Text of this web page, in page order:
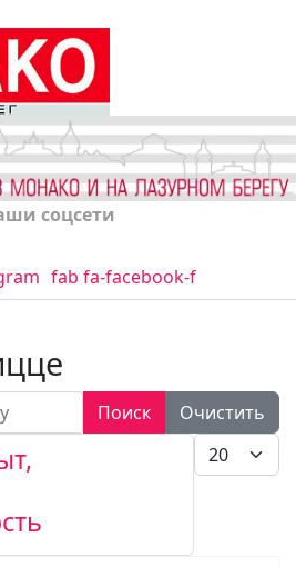
соцсети
fab fa-facebook-f
Поиск
Очистить
Кол-во